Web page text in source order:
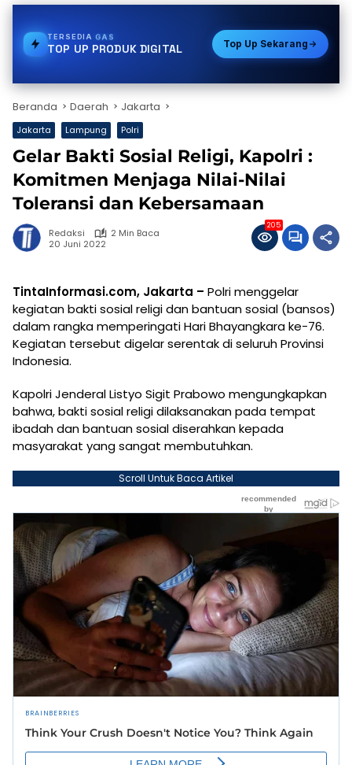
TERSEDIA E-WALLET
TOP UP PRODUK DIGITAL Top Up Sekarang
Beranda Daerah Jakarta
Jakarta Lampung Polri
Gelar Bakti Sosial Religi, Kapolri :
Komitmen Menjaga Nilai-Nilai
Toleransi dan Kebersamaan
Redaksi
2 Min Baca
20 Juni 2022
205
TintaInformasi.com, Jakarta – Polri menggelar
kegiatan bakti sosial religi dan bantuan sosial (bansos)
dalam rangka memperingati Hari Bhayangkara ke-76.
Kegiatan tersebut digelar serentak di seluruh Provinsi
Indonesia.
Kapolri Jenderal Listyo Sigit Prabowo mengungkapkan
bahwa, bakti sosial religi dilaksanakan pada tempat
ibadah dan bantuan sosial diserahkan kepada
masyarakat yang sangat membutuhkan.
Scroll Untuk Baca Artikel